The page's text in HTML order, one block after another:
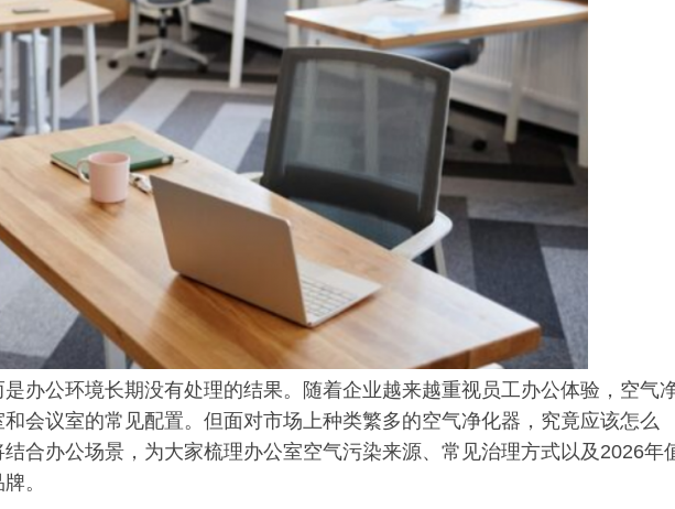
办公环境长期没有处理的结果。随着企业越来越重视员工办公体验，空气
会议室的常见配置。但面对市场上种类繁多的空气净化器，究竟应该怎么
合办公场景，为大家梳理办公室空气污染来源、常见治理方式以及2026年
。